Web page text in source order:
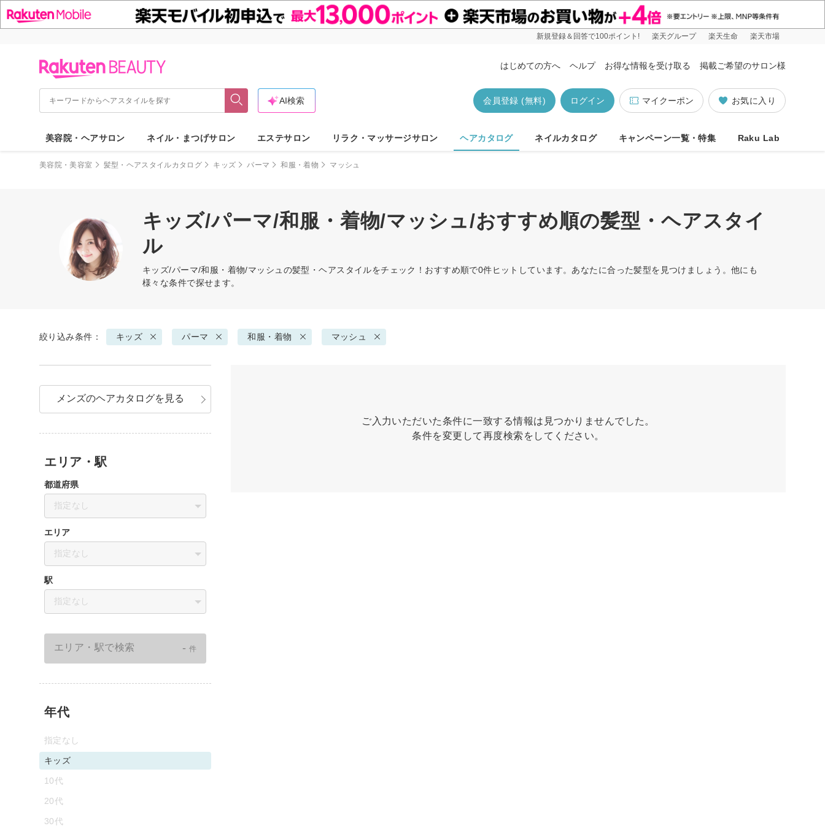
新規登録＆回答で100ポイント! 楽天グループ 楽天生命 楽天市場
はじめての方へ ヘルプ お得な情報を受け取る 掲載ご希望のサロン様
お気に入り
マイクーポン
ログイン
会員登録 (無料)
AI検索
美容院・ヘアサロン ネイル・まつげサロン エステサロン リラク・マッサージサロン ヘアカタログ ネイルカタログ キャンペーン一覧・特集 Raku Lab
美容院・美容室 髪型・ヘアスタイルカタログ キッズ パーマ 和服・着物 マッシュ
キッズ/パーマ/和服・着物/マッシュ/おすすめ順の髪型・ヘアスタイ
ル
キッズ/パーマ/和服・着物/マッシュの髪型・ヘアスタイルをチェック！おすすめ順で0件ヒットしています。あなたに合った髪型を見つけましょう。他にも
様々な条件で探せます。
絞り込み条件： キッズ パーマ 和服・着物 マッシュ
ご入力いただいた条件に一致する情報は見つかりませんでした。
条件を変更して再度検索をしてください。
メンズのヘアカタログを見る
エリア・駅
都道府県
指定なし
エリア
指定なし
駅
指定なし
エリア・駅で検索 - 件
年代
指定なし
キッズ
10代
20代
30代